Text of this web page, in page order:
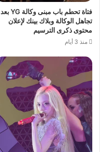
فتاة تحطم باب مبنى وكالة YG بعد
تجاهل الوكالة وبلاك بينك لإعلان
محتوى ذكرى الترسيم
منذ 3 أيام